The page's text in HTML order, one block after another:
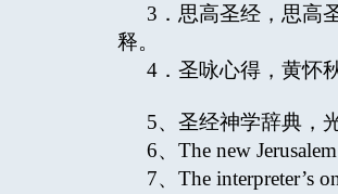
3．思高圣经，思高
释。
4．圣咏心得，黄怀
5、圣经神学辞典，
6、The new
7、The interpreter’s